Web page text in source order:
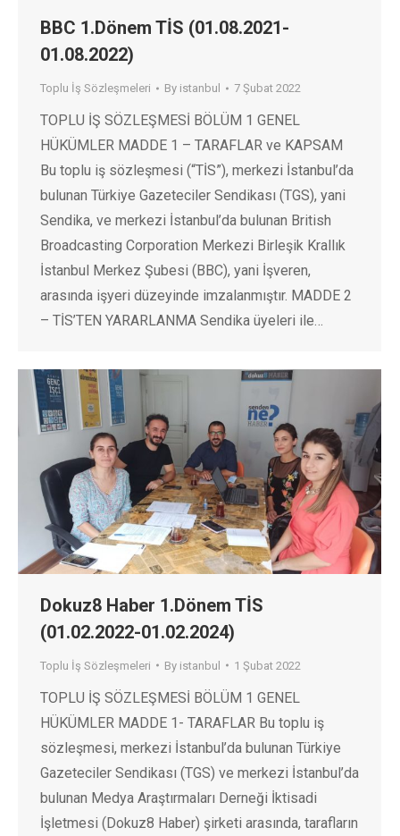
BBC 1.Dönem TİS (01.08.2021-
01.08.2022)
Toplu İş Sözleşmeleri By istanbul 7 Şubat 2022
TOPLU İŞ SÖZLEŞMESİ BÖLÜM 1 GENEL
HÜKÜMLER MADDE 1 – TARAFLAR ve KAPSAM
Bu toplu iş sözleşmesi (“TİS”), merkezi İstanbul’da
bulunan Türkiye Gazeteciler Sendikası (TGS), yani
Sendika, ve merkezi İstanbul’da bulunan British
Broadcasting Corporation Merkezi Birleşik Krallık
İstanbul Merkez Şubesi (BBC), yani İşveren,
arasında işyeri düzeyinde imzalanmıştır. MADDE 2
– TİS’TEN YARARLANMA Sendika üyeleri ile…
Dokuz8 Haber 1.Dönem TİS
(01.02.2022-01.02.2024)
Toplu İş Sözleşmeleri By istanbul 1 Şubat 2022
TOPLU İŞ SÖZLEŞMESİ BÖLÜM 1 GENEL
HÜKÜMLER MADDE 1- TARAFLAR Bu toplu iş
sözleşmesi, merkezi İstanbul’da bulunan Türkiye
Gazeteciler Sendikası (TGS) ve merkezi İstanbul’da
bulunan Medya Araştırmaları Derneği İktisadi
İşletmesi (Dokuz8 Haber) şirketi arasında, tarafların